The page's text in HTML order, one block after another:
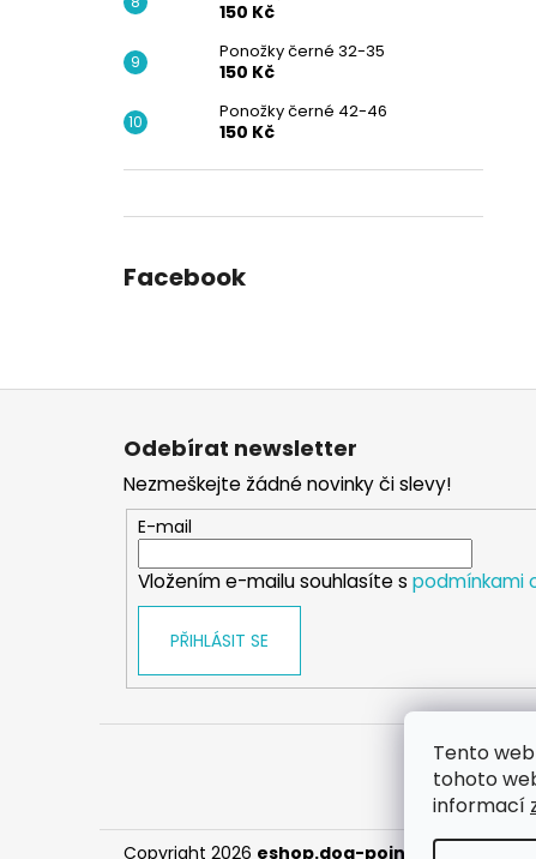
Tento
tohoto
informací
150 Kč
Ponožky černé 32-35
150 Kč
Ponožky černé 42-46
150 Kč
Facebook
Z
Odebírat newsletter
Nezmeškejte žádné novinky či slevy!
E-mail
Vložením e-mailu souhlasíte s podmínkami
PŘIHLÁSIT SE
Copyright 2026 eshop.dog-point . Všechna